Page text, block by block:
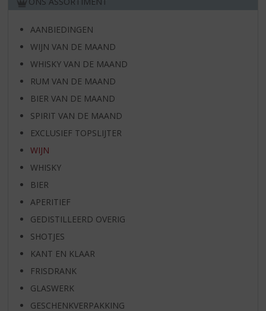
AANBIEDINGEN
WIJN VAN DE MAAND
WHISKY VAN DE MAAND
RUM VAN DE MAAND
BIER VAN DE MAAND
SPIRIT VAN DE MAAND
EXCLUSIEF TOPSLIJTER
WIJN
WHISKY
BIER
APERITIEF
GEDISTILLEERD OVERIG
SHOTJES
KANT EN KLAAR
FRISDRANK
GLASWERK
GESCHENKVERPAKKING